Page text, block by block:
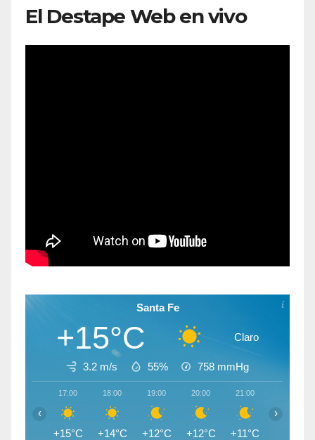
El Destape Web en vivo
Santa Fe
+15°C Claro
3.2 m/s 55% 758 mmHg
17:00
+15°C
18:00
+14°C
19:00
+12°C
20:00
+12°C
21:00
+11°C
‹ ›